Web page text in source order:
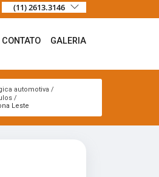
(11) 2613.3146
CONTATO GALERIA
automotiva
Leste